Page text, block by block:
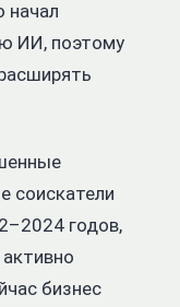
начал
ИИ, поэтому
соискатели
годов,
бизнес